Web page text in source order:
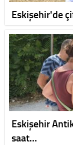
Eskişehir'de
Eskişehir
saat…